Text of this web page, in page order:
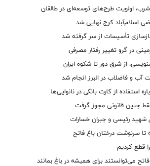
اولویت طرح‌های توسعه‌ای در طالقان
اسلام‌آباد کرج نهایی شد
تأسیسات از سر گرفته شد
در گرو تغییر رفتار مصرفی
از شرق دور تا شکوه ایران
استفاده از کارت بانکی در نانوایی‌ها
شهید رئیسی و جبران خسارات
تا سرنوشت درختان باغ فاتح
قطع کردیم
می‌توانستند برای همیشه در باغ بمانند